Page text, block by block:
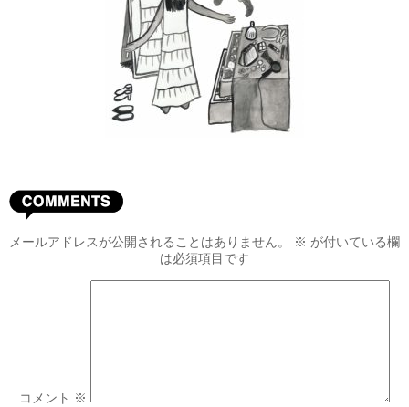
メールアドレスが公開されることはありません。 ※ が付いている欄
は必須項目です
コメント ※